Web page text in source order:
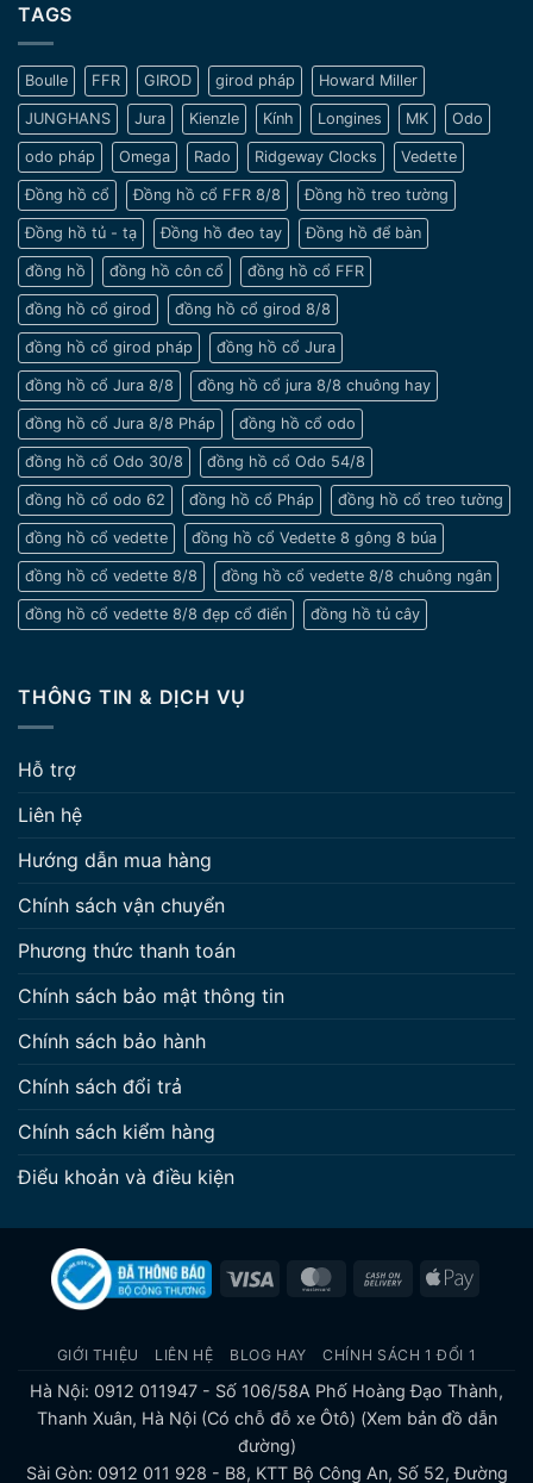
tế
và
sang
trọng
chọn
đồng
hồ
cho
nam
cổ
tay
nhỏ
TAGS
Boulle FFR GIROD girod pháp Howard Miller
JUNGHANS Jura Kienzle Kính Longines MK Odo
odo pháp Omega Rado Ridgeway Clocks Vedette
Đồng hồ cổ Đồng hồ cổ FFR 8/8 Đồng hồ treo tường
Đồng hồ tủ - tạ Đồng hồ đeo tay Đồng hồ để bàn
đồng hồ đồng hồ côn cổ đồng hồ cổ FFR
đồng hồ cổ girod đồng hồ cổ girod 8/8
đồng hồ cổ girod pháp đồng hồ cổ Jura
đồng hồ cổ Jura 8/8 đồng hồ cổ jura 8/8 chuông hay
đồng hồ cổ Jura 8/8 Pháp đồng hồ cổ odo
đồng hồ cổ Odo 30/8 đồng hồ cổ Odo 54/8
đồng hồ cổ odo 62 đồng hồ cổ Pháp đồng hồ cổ treo tường
đồng hồ cổ vedette đồng hồ cổ Vedette 8 gông 8 búa
đồng hồ cổ vedette 8/8 đồng hồ cổ vedette 8/8 chuông ngân
đồng hồ cổ vedette 8/8 đẹp cổ điển đồng hồ tủ cây
THÔNG TIN & DỊCH VỤ
Hỗ trợ
Liên hệ
Hướng dẫn mua hàng
Chính sách vận chuyển
Phương thức thanh toán
Chính sách bảo mật thông tin
Chính sách bảo hành
Chính sách đổi trả
Chính sách kiểm hàng
Điểu khoản và điều kiện
Visa MasterCardCash
Apple
GIỚI THIỆU LIÊN HỆ BLOG HAY CHÍNH SÁCH 1 ĐỔI 1
Hà Nội: 0912 011947 - Số 106/58A Phố Hoàng Đạo Thành,
Thanh Xuân, Hà Nội (Có chỗ đỗ xe Ôtô) (Xem bản đồ dẫn
đường)
Sài Gòn: 0912 011 928 - B8, KTT Bộ Công An, Số 52, Đường